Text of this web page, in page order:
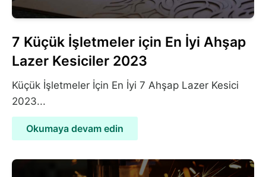
7 Küçük İşletmeler için En İyi Ahşap
Lazer Kesiciler 2023
Küçük İşletmeler İçin En İyi 7 Ahşap Lazer Kesici
2023...
Okumaya devam edin